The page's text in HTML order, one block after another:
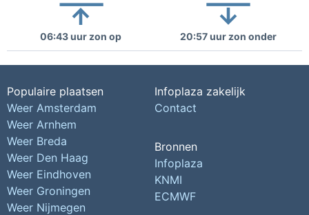
06:43 uur zon op 20:57 uur zon onder
Populaire plaatsen
Weer Amsterdam
Weer Arnhem
Weer Breda
Weer Den Haag
Weer Eindhoven
Weer Groningen
Weer Nijmegen
Infoplaza zakelijk
Contact
Bronnen
Infoplaza
KNMI
ECMWF